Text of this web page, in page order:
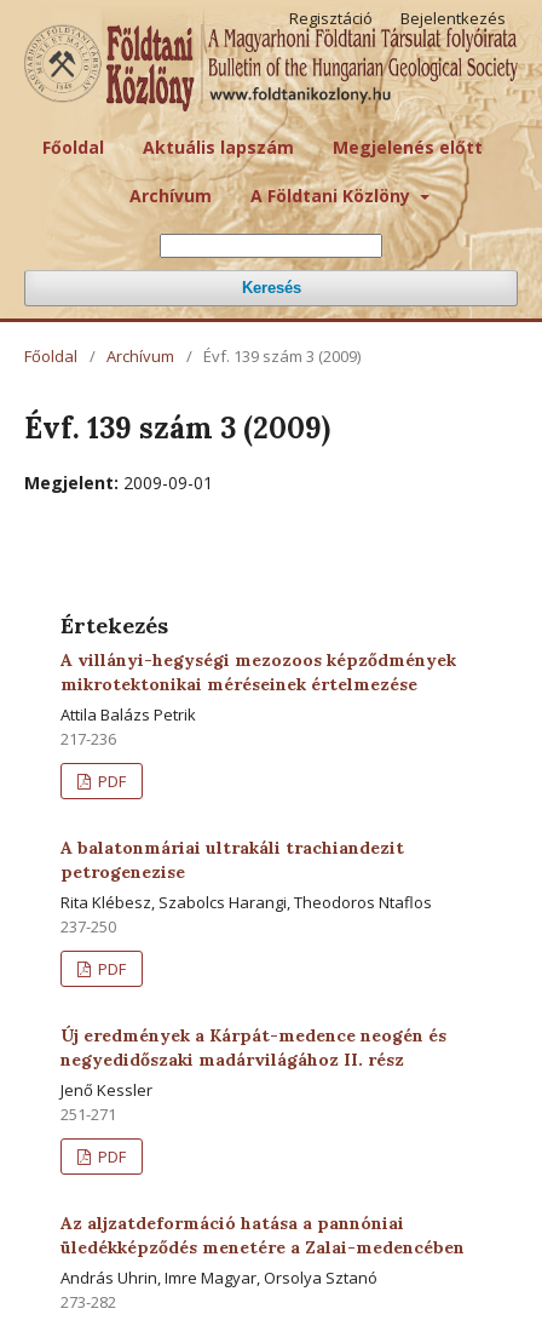
Főoldal Aktuális lapszám Megjelenés előtt
Archívum A Földtani Közlöny
Keresés
Regisztáció Bejelentkezés
Főoldal / Archívum / Évf. 139 szám 3 (2009)
Évf. 139 szám 3 (2009)
Megjelent: 2009-09-01
Értekezés
A villányi-hegységi mezozoos képződmények
mikrotektonikai méréseinek értelmezése
Attila Balázs Petrik
217-236
PDF
A balatonmáriai ultrakáli trachiandezit
petrogenezise
Rita Klébesz, Szabolcs Harangi, Theodoros Ntaflos
237-250
PDF
Új eredmények a Kárpát-medence neogén és
negyedidőszaki madárvilágához II. rész
Jenő Kessler
251-271
PDF
Az aljzatdeformáció hatása a pannóniai
üledékképződés menetére a Zalai-medencében
András Uhrin, Imre Magyar, Orsolya Sztanó
273-282